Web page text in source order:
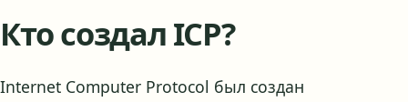
Кто создал ICP?
Internet Computer Protocol был создан